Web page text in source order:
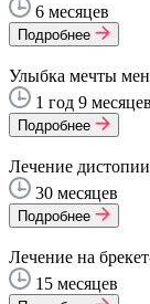
6 месяцев
Подробнее
Улыбка мечты
1 год 9 месяцев
Подробнее
Лечение
30 месяцев
Подробнее
Лечение на
15 месяцев